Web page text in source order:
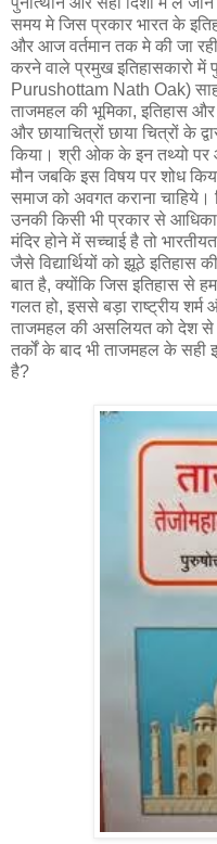
समय मे जिस प्रकार भारत के
और आज वर्तमान तक मे की जा
करने वाले प्रमुख इतिहासकारो
Purushottam Nath Oak)
ताजमहल की भूमिका, इतिहास
और छायाचित्रों छाया चित्रों के
किया। श्री ओक के इन तथ्यो पर
मौन जबकि इस विषय पर शोध
समाज को अवगत कराना
उनकी किसी भी प्रकार से
मंदिर होने में सच्चाई है तो
जैसे विद्यार्थियों को झूठे इतिहास
बात है, क्योंकि जिस इतिहास से
गलत हो, इससे बड़ा राष्ट्रीय
ताजमहल की असलियत को देश से
तर्कों के बाद भी ताजमहल के सही
है?